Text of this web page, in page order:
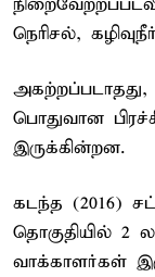
நெரிசல்,
பொதுவான
இருக்கின்றன.
கடந்த (2016)
தொகுதியில் 2
வாக்காளர்கள்